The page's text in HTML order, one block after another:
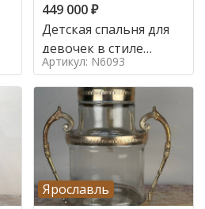
449 000₽
Детская спальня для
девочек в стиле
итальянского барокко
в стиле
Артикул: N6093
Ярославль